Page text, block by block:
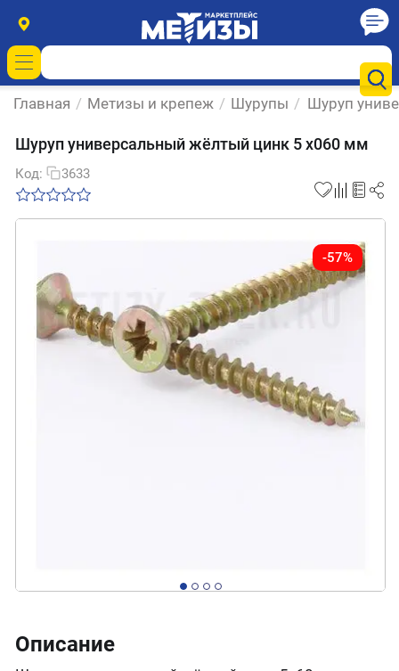
Главная / Метизы и крепеж / Шурупы / Шуруп
Шуруп универсальный жёлтый цинк 5 х060 мм
Код: 3633
-57%
Описание